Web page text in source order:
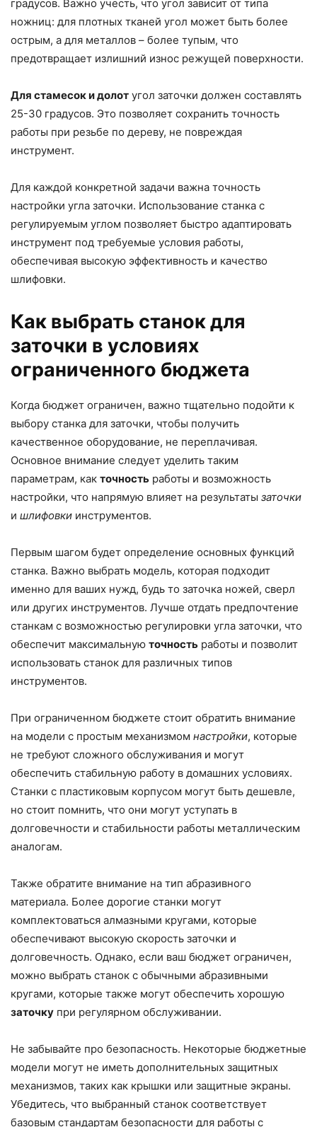
градусов. Важно учесть, что угол зависит от типа
ножниц: для плотных тканей угол может быть более
острым, а для металлов – более тупым, что
предотвращает излишний износ режущей поверхности.
Для стамесок и долот угол заточки должен составлять
25-30 градусов. Это позволяет сохранить точность
работы при резьбе по дереву, не повреждая
инструмент.
Для каждой конкретной задачи важна точность
настройки угла заточки. Использование станка с
регулируемым углом позволяет быстро адаптировать
инструмент под требуемые условия работы,
обеспечивая высокую эффективность и качество
шлифовки.
Как выбрать станок для
заточки в условиях
ограниченного бюджета
Когда бюджет ограничен, важно тщательно подойти к
выбору станка для заточки, чтобы получить
качественное оборудование, не переплачивая.
Основное внимание следует уделить таким
параметрам, как точность работы и возможность
настройки, что напрямую влияет на результаты заточки
и шлифовки инструментов.
Первым шагом будет определение основных функций
станка. Важно выбрать модель, которая подходит
именно для ваших нужд, будь то заточка ножей, сверл
или других инструментов. Лучше отдать предпочтение
станкам с возможностью регулировки угла заточки, что
обеспечит максимальную точность работы и позволит
использовать станок для различных типов
инструментов.
При ограниченном бюджете стоит обратить внимание
на модели с простым механизмом настройки, которые
не требуют сложного обслуживания и могут
обеспечить стабильную работу в домашних условиях.
Станки с пластиковым корпусом могут быть дешевле,
но стоит помнить, что они могут уступать в
долговечности и стабильности работы металлическим
аналогам.
Также обратите внимание на тип абразивного
материала. Более дорогие станки могут
комплектоваться алмазными кругами, которые
обеспечивают высокую скорость заточки и
долговечность. Однако, если ваш бюджет ограничен,
можно выбрать станок с обычными абразивными
кругами, которые также могут обеспечить хорошую
заточку при регулярном обслуживании.
Не забывайте про безопасность. Некоторые бюджетные
модели могут не иметь дополнительных защитных
механизмов, таких как крышки или защитные экраны.
Убедитесь, что выбранный станок соответствует
базовым стандартам безопасности для работы с